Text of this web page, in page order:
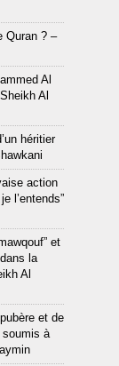
Quran ? –
Al
Al
héritier
action
l’entends”
et
la
Al
et de
soumis à